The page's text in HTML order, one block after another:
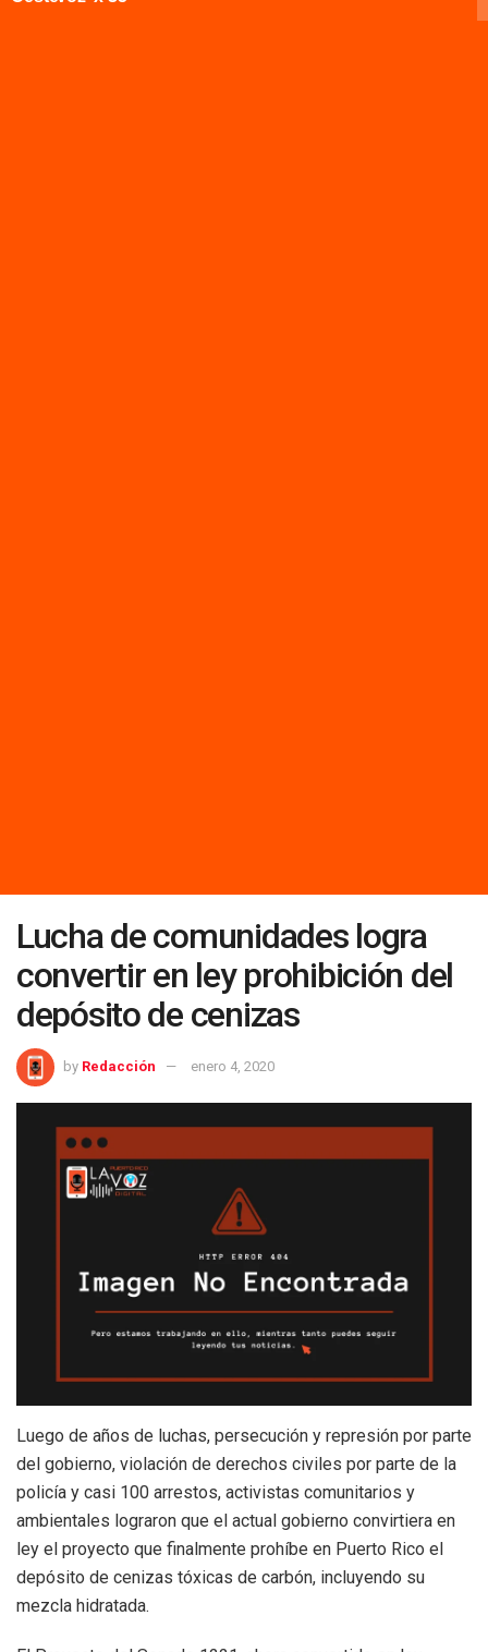
Lucha de comunidades logra
convertir en ley prohibición del
depósito de cenizas
by Redacción enero 4, 2020
Luego de años de luchas, persecución y represión por parte
del gobierno, violación de derechos civiles por parte de la
policía y casi 100 arrestos, activistas comunitarios y
ambientales lograron que el actual gobierno convirtiera en
ley el proyecto que finalmente prohíbe en Puerto Rico el
depósito de cenizas tóxicas de carbón, incluyendo su
mezcla hidratada.